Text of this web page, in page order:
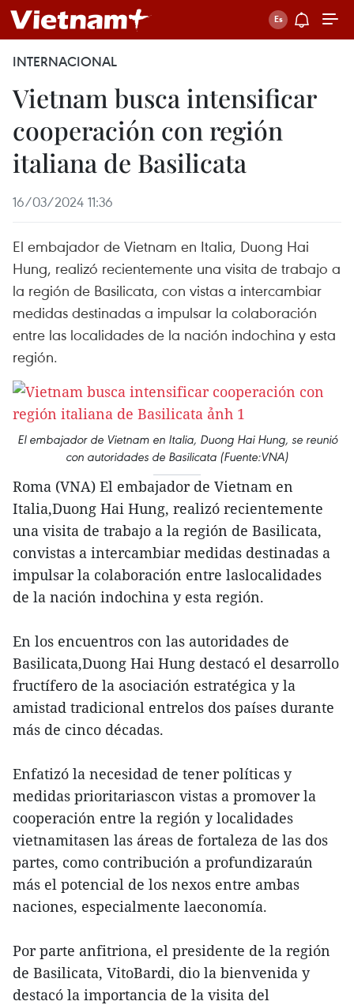
INTERNACIONAL
Vietnam busca intensificar
cooperación con región
italiana de Basilicata
16/03/2024 11:36
El embajador de Vietnam en Italia, Duong Hai
Hung, realizó recientemente una visita de trabajo a
la región de Basilicata, con vistas a intercambiar
medidas destinadas a impulsar la colaboración
entre las localidades de la nación indochina y esta
región.
El embajador de Vietnam en Italia, Duong Hai Hung, se reunió
con autoridades de Basilicata (Fuente:VNA)
Roma (VNA) El embajador de Vietnam en
Italia,Duong Hai Hung, realizó recientemente
una visita de trabajo a la región de Basilicata,
convistas a intercambiar medidas destinadas a
impulsar la colaboración entre laslocalidades
de la nación indochina y esta región.
En los encuentros con las autoridades de
Basilicata,Duong Hai Hung destacó el desarrollo
fructífero de la asociación estratégica y la
amistad tradicional entrelos dos países durante
más de cinco décadas.
Enfatizó la necesidad de tener políticas y
medidas prioritariascon vistas a promover la
cooperación entre la región y localidades
vietnamitasen las áreas de fortaleza de las dos
partes, como contribución a profundizaraún
más el potencial de los nexos entre ambas
naciones, especialmente laeconomía.
Por parte anfitriona, el presidente de la región
de Basilicata, VitoBardi, dio la bienvenida y
destacó la importancia de la visita del